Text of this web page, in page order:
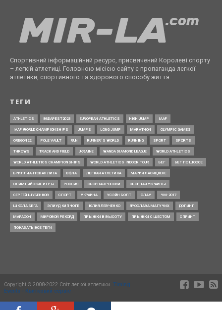
Спортивний інформаційний ресурс, присвячений Королеві спорту
– легкій атлетиці. Головною місією сайту є пропаганда легкої
атлетики, спортивного та здорового способу життя.
ТЕГИ
ATHLETICS BUDAPEST2023 EUROPEAN ATHLETICS HIGH JUMP IAAF
IAAF WORLD CHAMPIONSHIPS JUMPS LONG JUMP MARATHON OLYMPIC GAMES
OREGON22 POLE VAULT RUN RUNNER’S WORLD RUNNING SPORT SPORTS
THROWS TRACK AND FIELD UKRAINE WANDA DIAMOND LEAGUE WORLD ATHLETICS
WORLD ATHLETICS CHAMPIONSHIPS WORLD ATHLETICS INDOOR TOUR БЕГ БЕГ ПО ШОССЕ
БРИЛЛИАНТОВАЯ ЛИГА ВФЛА ЛЕГКАЯ АТЛЕТИКА МАРИЯ ЛАСИЦКЕНЕ
ОЛИМПИЙСКИЕ ИГРЫ РОССИЯ СБОРНАЯ РОССИИ СБОРНАЯ УКРАИНЫ
СЕРГЕЙ ШУБЕНКОВ СПОРТ УКРАИНА УСЭЙН БОЛТ ФЛАУ ЧМ-2017
ШКОЛА БЕГА ЭЛИУД КИПЧОГЕ ЮЛИЯ ЛЕВЧЕНКО ЯРОСЛАВА МАГУЧИХ ДОПИНГ
МАРАФОН МИРОВОЙ РЕКОРД ПРЫЖКИ В ВЫСОТУ ПРЫЖКИ С ШЕСТОМ СПРИНТ
ПОКАЗАТЬ ВСЕ ТЕГИ
Copyright © 2008-2022 Світ легкої атлетики. Timing
Events - Квитковий сервіс